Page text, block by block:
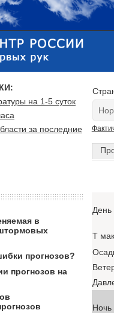
День
T
Ночь
на 1-5 суток
за последние
в
прогнозов?
прогнозов на